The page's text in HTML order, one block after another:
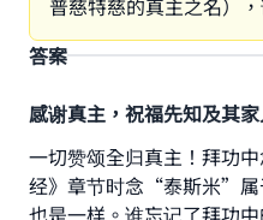
普慈特慈的真主之名）
答案
感谢真主，祝福先知及其
一切赞颂全归真主！拜功
经》章节时念“泰斯米”
也是一样。谁忘记了拜功